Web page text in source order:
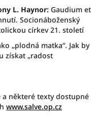
L. Haynor: Gaudium et
Socionáboženský
církev 21. století
„plodná matka“. Jak by
získat „radost
a některé texty dostupné
www.salve.op.cz